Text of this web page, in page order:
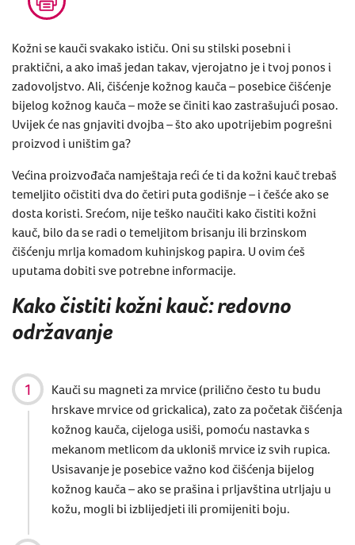
Kožni se kauči svakako ističu. Oni su stilski posebni i
praktični, a ako imaš jedan takav, vjerojatno je i tvoj ponos i
zadovoljstvo. Ali, čišćenje kožnog kauča – posebice čišćenje
bijelog kožnog kauča – može se činiti kao zastrašujući posao.
Uvijek će nas gnjaviti dvojba – što ako upotrijebim pogrešni
proizvod i uništim ga?
Većina proizvođača namještaja reći će ti da kožni kauč trebaš
temeljito očistiti dva do četiri puta godišnje – i češće ako se
dosta koristi. Srećom, nije teško naučiti kako čistiti kožni
kauč, bilo da se radi o temeljitom brisanju ili brzinskom
čišćenju mrlja komadom kuhinjskog papira. U ovim ćeš
uputama dobiti sve potrebne informacije.
Kako čistiti kožni kauč: redovno
održavanje
Kauči su magneti za mrvice (prilično često tu budu
hrskave mrvice od grickalica), zato za početak čišćenja
kožnog kauča, cijeloga usiši, pomoću nastavka s
mekanom metlicom da ukloniš mrvice iz svih rupica.
Usisavanje je posebice važno kod čišćenja bijelog
kožnog kauča – ako se prašina i prljavština utrljaju u
kožu, mogli bi izblijedjeti ili promijeniti boju.